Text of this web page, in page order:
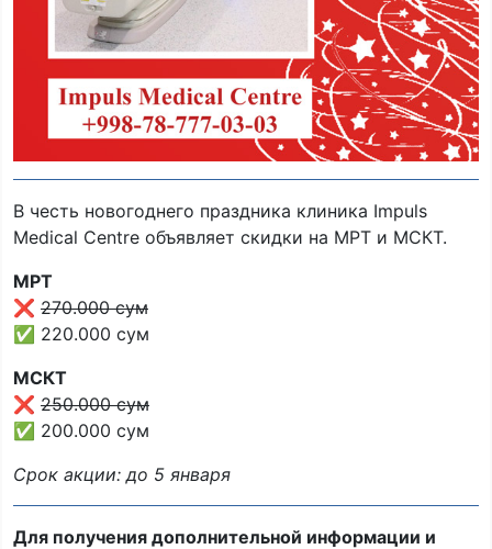
В честь новогоднего праздника клиника Impuls
Medical Centre объявляет скидки на МРТ и МСКТ.
МРТ
❌ 270.000 сум
✅ 220.000 сум
МСКТ
❌ 250.000 сум
✅ 200.000 сум
Срок акции: до 5 января
Для получения дополнительной информации и